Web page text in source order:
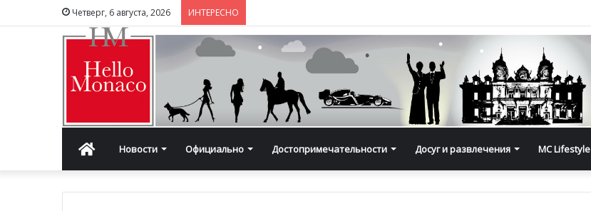
Четверг, 6 августа, 2026 ИНТЕРЕСНО
ГлавнаяНовости Официально Достопримечательности Досуг и развлечения MC Lifestyle